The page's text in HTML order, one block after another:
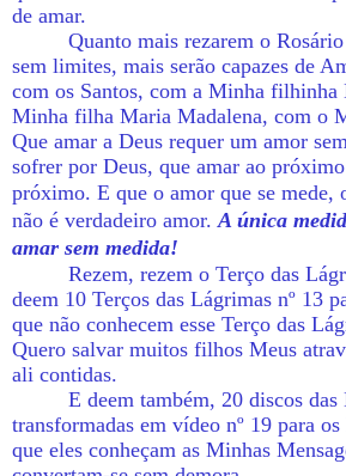
de amar.
Quanto mais rezarem o
sem limites, mais serão capazes de
com os Santos, com a Minha filhinha
Minha filha Maria Madalena, com o
Que amar a Deus requer um amor
sofrer por Deus, que amar ao
próximo. E que o amor que se mede,
não é verdadeiro amor. A única
amar sem medida!
Rezem, rezem o Terço das
deem 10 Terços das Lágrimas nº 13
que não conhecem esse Terço das
Quero salvar muitos filhos Meus
ali contidas.
E deem também, 20 discos
transformadas em vídeo nº 19 para
que eles conheçam as Minhas